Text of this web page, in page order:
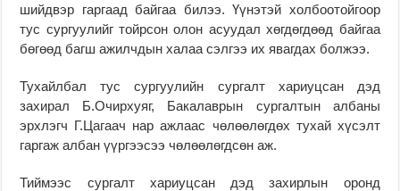
шийдвэр гаргаад байгаа билээ. Үүнэтэй холбоотойгоор
тус сургуулийг тойрсон олон асуудал хөгдөгдөөд байгаа
бөгөөд багш ажилчдын халаа сэлгээ их явагдах болжээ.
Тухайлбал тус сургуулийн сургалт хариуцсан дэд
захирал Б.Очирхуяг, Бакалаврын сургалтын албаны
эрхлэгч Г.Цагаач нар ажлаас чөлөөлөгдөх тухай хүсэлт
гаргаж албан үүргээсээ чөлөөлөгдсөн аж.
Тиймээс сургалт хариуцсан дэд захирлын оронд